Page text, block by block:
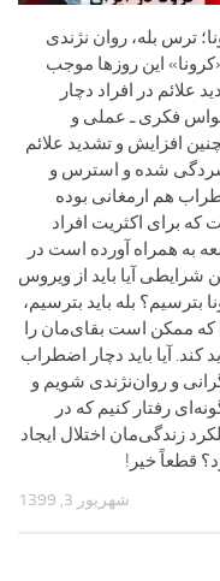
ترس بله، روان نژندی
این روزها موجب
علائم در افراد دچار
فکری ـ عملی و
افزایش و تشدید علائم
شده و استرس و
هم ارمغانی بوده
که برای اکثریت افراد
به همراه آورده است در
شرایطی آیا باید از ویروس
بترسیم؟ بله باید بترسیم،
که ممکن است بقای‌مان را
کند. آیا باید دچار اضطراب
و روان‌نژندی شویم و
رفتار کنیم که در
زندگی‌مان اختلال ایجاد
قطعاً خیر!
شهریور 3, 1399